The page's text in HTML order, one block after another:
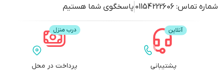
شماره تماس: 01154222606 پاسخگوی شما هستیم
پشتیبانی پرداخت در محل